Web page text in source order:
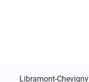
Libramont-Chevigny